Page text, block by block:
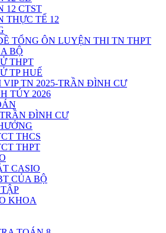
12 CTST
THỰC TẾ 12
TỔNG ÔN LUYỆN THI TN THPT
BỘ
THPT
TP HUẾ
TN 2025-TRẦN ĐÌNH CƯ
TÚY 2026
ĐÌNH CƯ
THCS
THPT
CASIO
CỦA BỘ
KHOA